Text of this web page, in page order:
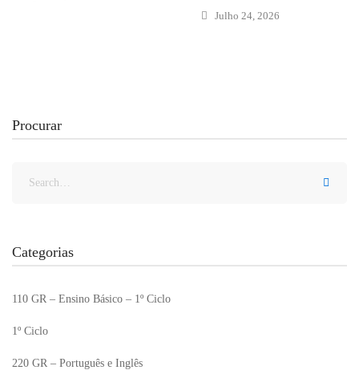
Julho 24, 2026
Procurar
Categorias
110 GR – Ensino Básico – 1º Ciclo
1º Ciclo
220 GR – Português e Inglês